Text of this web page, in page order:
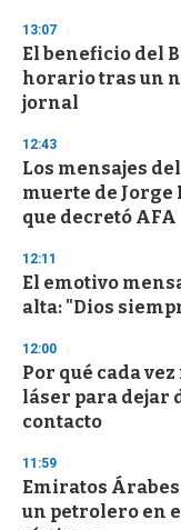
d
s
o
f
3
s
e
c
o
n
d
13:07
El beneficio del
horario tras un
jornal
12:43
Los mensajes
muerte de Jorge
que decretó AFA
12:11
El emotivo
alta: "Dios
12:00
Por qué cada
láser para dejar
contacto
11:59
Emiratos
un petrolero en